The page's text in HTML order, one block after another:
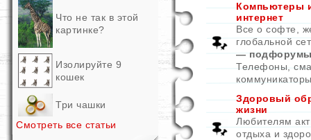
Что не так в этой
картинке?
Изолируйте 9
кошек
Три чашки
Смотреть все статьи
Компьютеры
интернет
Все о софте,
глобальной
—
Телефоны,
Здоровый
жизни
Любителям
отдыха и